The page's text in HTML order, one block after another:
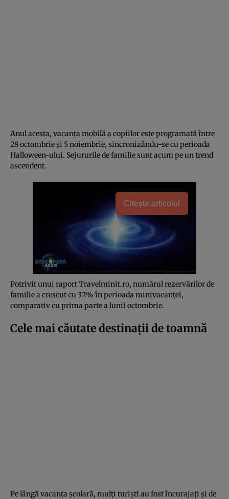
Anul acesta, vacanța mobilă a copiilor este programată între
28 octombrie și 5 noiembrie, sincronizându-se cu perioada
Halloween-ului. Sejururile de familie sunt acum pe un trend
ascendent.
Citește articolul
Potrivit unui raport Travelminit.ro, numărul rezervărilor de
familie a crescut cu 32% în perioada minivacanței,
comparativ cu prima parte a lunii octombrie.
Cele mai căutate destinații de toamnă
Pe lângă vacanța școlară, mulți turiști au fost încurajați și de